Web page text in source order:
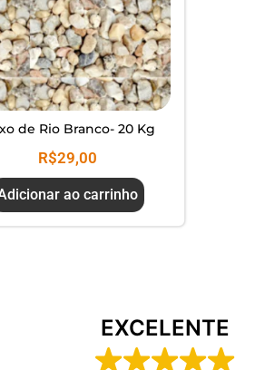
de Rio Branco- 20 Kg
R$29,00
ao carrinho
EXCELENTE